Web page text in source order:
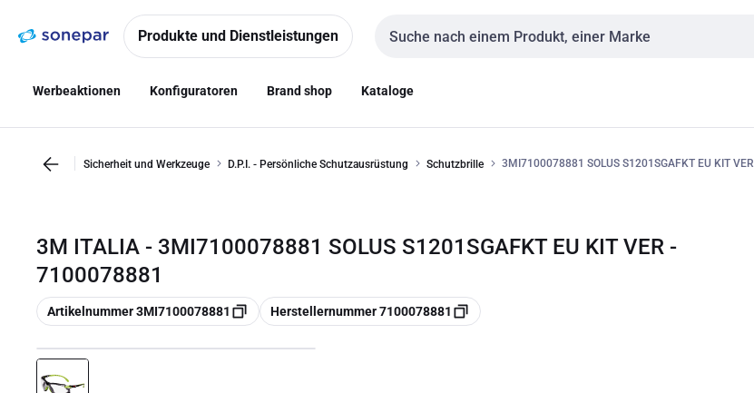
NavigationInhalt
Produkte und Dienstleistungen
Sucheingabe
Werbeaktionen Konfiguratoren Brand shop Kataloge
Sicherheit und Werkzeuge D.P.I. - Persönliche Schutzausrüstung Schutzbrille 3MI7100078881 SOLUS S1201SGAFKT EU KIT VER
3M ITALIA - 3MI7100078881 SOLUS S1201SGAFKT EU KIT VER -
7100078881
Kopieren
Artikelnummer 3MI7100078881 Kopieren
Herstellernummer 7100078881